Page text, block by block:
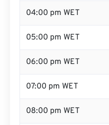
04:00 pm WET
05:00 pm WET
06:00 pm WET
07:00 pm WET
08:00 pm WET